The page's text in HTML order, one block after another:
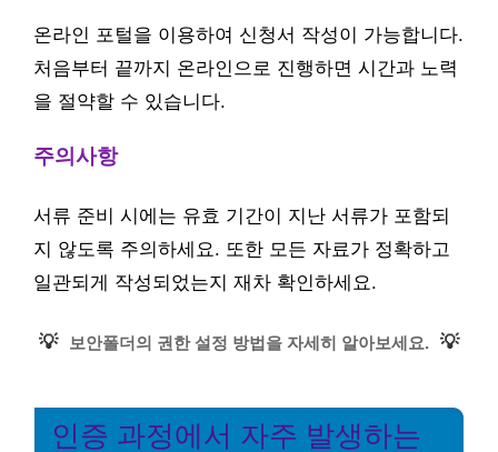
온라인 포털을 이용하여 신청서 작성이 가능합니다.
처음부터 끝까지 온라인으로 진행하면 시간과 노력
을 절약할 수 있습니다.
주의사항
서류 준비 시에는 유효 기간이 지난 서류가 포함되
지 않도록 주의하세요. 또한 모든 자료가 정확하고
일관되게 작성되었는지 재차 확인하세요.
💡 보안폴더의 권한 설정 방법을 자세히 알아보세요. 💡
인증 과정에서 자주 발생하는